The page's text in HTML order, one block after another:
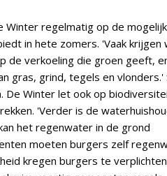
regelmatig op de
in hete zomers. 'Vaak krijgen
de verkoeling die groen geeft,
gras, grind, tegels en vlonders.'
De Winter let ook op
'Verder is de
het regenwater in de grond
moeten burgers zelf
kregen burgers te